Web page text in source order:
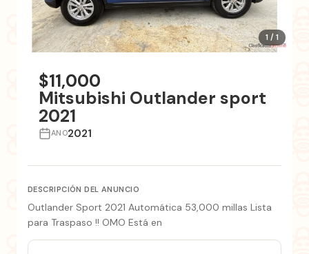
1 / 1
$11,000
Mitsubishi Outlander sport
2021
ANO2021
DESCRIPCIÓN DEL ANUNCIO
Outlander Sport 2021 Automática 53,000 millas Lista
para Traspaso !! OMO Está en